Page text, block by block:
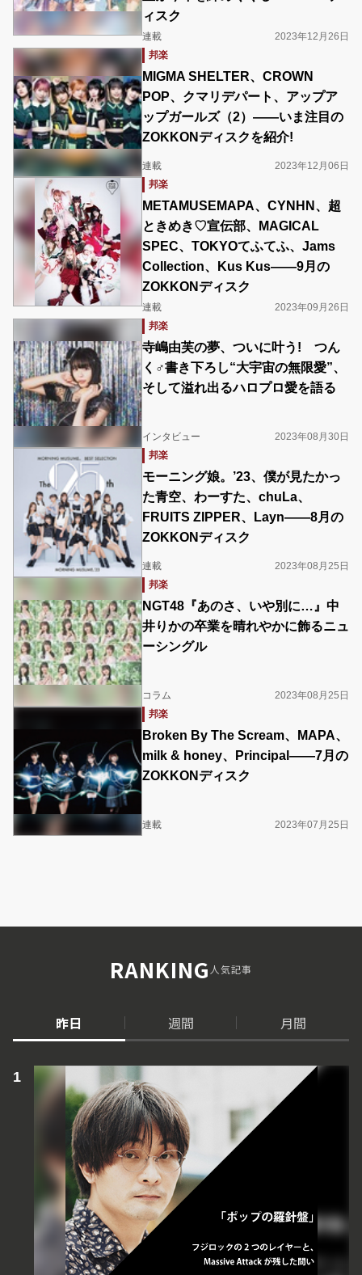
ィスク
連載
2023年12月26日
邦楽
MIGMA SHELTER、CROWN
POP、クマリデパート、アップア
ップガールズ（2）――いま注目の
ZOKKONディスクを紹介!
連載
2023年12月06日
邦楽
METAMUSEMAPA、CYNHN、超
ときめき♡宣伝部、MAGICAL
SPEC、TOKYOてふてふ、Jams
Collection、Kus Kus――9月の
ZOKKONディスク
連載
2023年09月26日
邦楽
寺嶋由芙の夢、ついに叶う! つん
く♂書き下ろし“大宇宙の無限愛”、
そして溢れ出るハロプロ愛を語る
インタビュー
2023年08月30日
邦楽
モーニング娘。’23、僕が見たかっ
た青空、わーすた、chuLa、
FRUITS ZIPPER、Layn――8月の
ZOKKONディスク
連載
2023年08月25日
邦楽
NGT48『あのさ、いや別に…』中
井りかの卒業を晴れやかに飾るニュ
ーシングル
コラム
2023年08月25日
邦楽
Broken By The Scream、MAPA、
milk & honey、Principal――7月の
ZOKKONディスク
連載 2023年07月25日
RANKING人気記事
昨日 週間 月間